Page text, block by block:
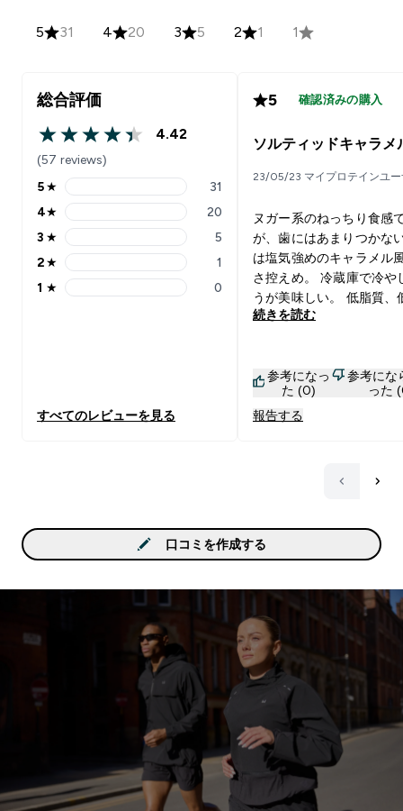
5 31 4 20 3 5 2 1 1
総合評価
4.42 out of 5 stars
4.42
(57 reviews)
5 stars rating 31 reviews
5★ 31
4 stars rating 20 reviews
4★ 20
3 stars rating 5 reviews
3 ★ 5
2 stars rating 1 reviews
2★ 1
1 stars rating 0 reviews
1 ★ 0
すべてのレビューを見る
5 確認済みの購入
ソルティッドキャラメ
23/05/23 マイプロテインユー
ヌガー系のねっちり食感
が、歯にはあまりつかな
は塩気強めのキャラメル
さ控えめ。 冷蔵庫で冷や
うが美味しい。 低脂質、
質、カロリー控えめなの
ごたえがあるので食後の
が高いです。 常温だと特
コーディングが溶けやす
続きを読む
参考になっ
た (0)
参考にな
った
報告する
口コミを作成する